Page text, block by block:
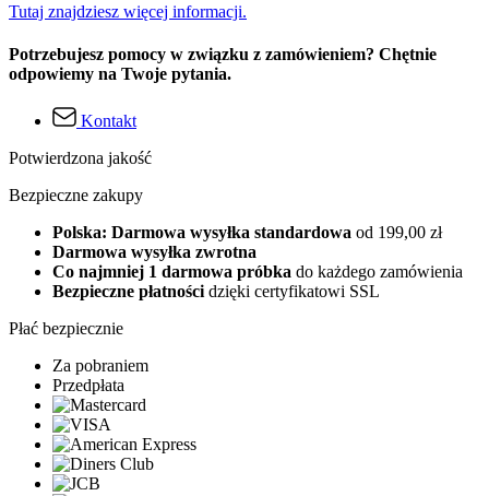
Tutaj znajdziesz więcej informacji.
Potrzebujesz pomocy w związku z zamówieniem? Chętnie
odpowiemy na Twoje pytania.
Kontakt
Potwierdzona jakość
Bezpieczne zakupy
Polska: Darmowa wysyłka standardowa od 199,00 zł
Darmowa wysyłka zwrotna
Co najmniej 1 darmowa próbka do każdego zamówienia
Bezpieczne płatności dzięki certyfikatowi SSL
Płać bezpiecznie
Za pobraniem
Przedpłata